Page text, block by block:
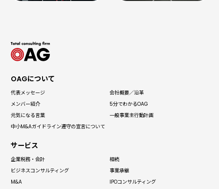
OAGについて
代表メッセージ
会社概要／沿革
メンバー紹介
5分でわかるOAG
元気になる言葉
一般事業主行動計画
中小M&Aガイドライン遵守の宣言について
サービス
企業税務・会計
相続
ビジネスコンサルティング
事業承継
M&A
IPOコンサルティング